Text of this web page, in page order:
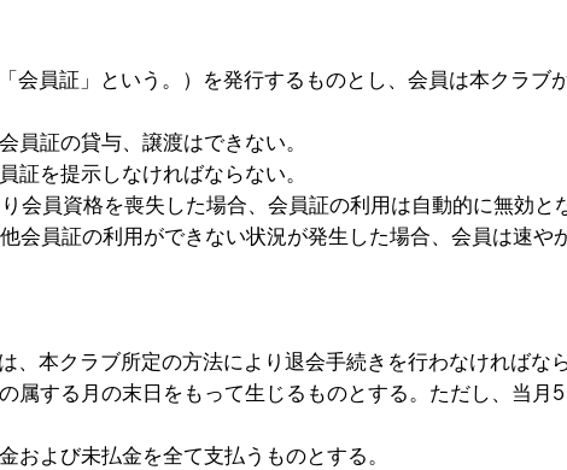
会員証」という。）を発行するものとし、会員は本クラ
員証の貸与、譲渡はできない。
証を提示しなければならない。
会員資格を喪失した場合、会員証の利用は自動的に無効と
会員証の利用ができない状況が発生した場合、会員は速
本クラブ所定の方法により退会手続きを行わなければなら
属する月の末日をもって生じるものとする。ただし、当
および未払金を全て支払うものとする。